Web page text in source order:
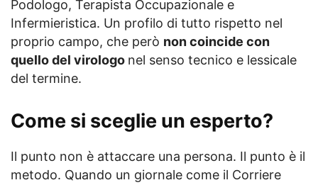
Podologo, Terapista Occupazionale e
Infermieristica. Un profilo di tutto rispetto nel
proprio campo, che però non coincide con
quello del virologo nel senso tecnico e lessicale
del termine.
Come si sceglie un esperto?
Il punto non è attaccare una persona. Il punto è il
metodo. Quando un giornale come il Corriere